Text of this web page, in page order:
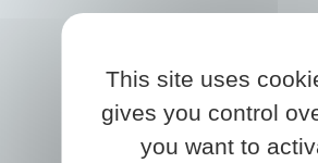
This site uses
gives you control
you want to